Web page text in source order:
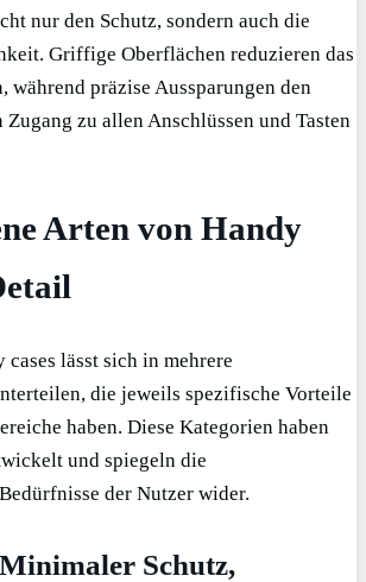
nur den Schutz, sondern auch die
Griffige Oberflächen reduzieren das
während präzise Aussparungen den
zu allen Anschlüssen und Tasten
Arten von Handy
lässt sich in mehrere
die jeweils spezifische Vorteile
haben. Diese Kategorien haben
und spiegeln die
der Nutzer wider.
Schutz,